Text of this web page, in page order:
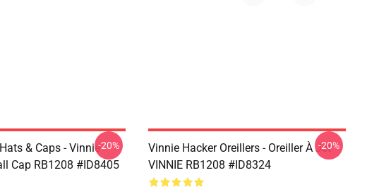
& Caps - Vinnie
Cap RB1208 #ID8405
-20%
Vinnie Hacker Oreillers - Oreiller À Jet
VINNIE RB1208 #ID8324
-20%